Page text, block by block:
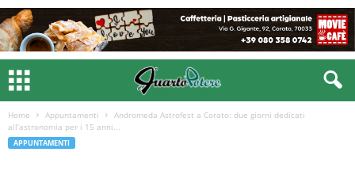
Home Appuntamenti
Andromeda Astrofest a Corato: due giorni dedicati
all’astronomia per i 15 anni...
APPUNTAMENTI